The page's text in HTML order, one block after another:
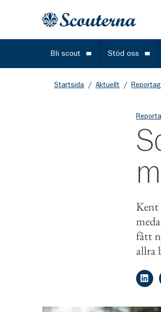
Gå till huvudinnehållet
Bli scout Öppna meny
Stöd oss
Startsida / Aktuellt /
Kent
fått
allra
Dela